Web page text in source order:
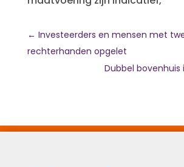
← Investeerders en mensen met
rechterhanden opgelet
Dubbel bovenhuis